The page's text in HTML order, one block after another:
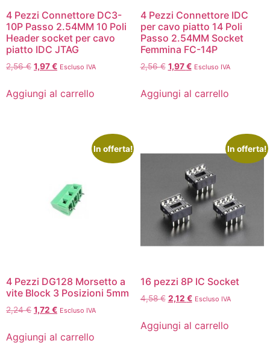
4 Pezzi Connettore DC3-
10P Passo 2.54MM 10 Poli
Header socket per cavo
piatto IDC JTAG
2,56€ 1,97€ Escluso IVA
Aggiungi al carrello
4 Pezzi Connettore IDC
per cavo piatto 14 Poli
Passo 2.54MM Socket
Femmina FC-14P
2,56€ 1,97€ Escluso IVA
Aggiungi al carrello
In offerta!
4 Pezzi DG128 Morsetto a
vite Block 3 Posizioni 5mm
2,24€ 1,72 € Escluso IVA
Aggiungi al carrello
In offerta!
16 pezzi 8P IC Socket
4,58€ 2,12 € Escluso IVA
Aggiungi al carrello